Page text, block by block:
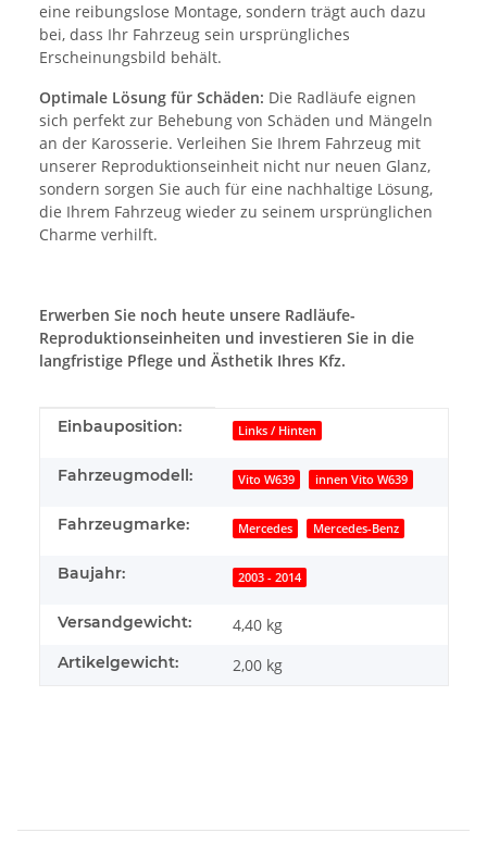
eine reibungslose Montage, sondern trägt auch dazu
bei, dass Ihr Fahrzeug sein ursprüngliches
Erscheinungsbild behält.
Optimale Lösung für Schäden: Die Radläufe eignen
sich perfekt zur Behebung von Schäden und Mängeln
an der Karosserie. Verleihen Sie Ihrem Fahrzeug mit
unserer Reproduktionseinheit nicht nur neuen Glanz,
sondern sorgen Sie auch für eine nachhaltige Lösung,
die Ihrem Fahrzeug wieder zu seinem ursprünglichen
Charme verhilft.
Erwerben Sie noch heute unsere Radläufe-
Reproduktionseinheiten und investieren Sie in die
langfristige Pflege und Ästhetik Ihres Kfz.
Produkteigenschaft
Wert
Einbauposition: Links / Hinten
Fahrzeugmodell: Vito W639 innen Vito W639
Fahrzeugmarke: Mercedes Mercedes-Benz
Baujahr: 2003 - 2014
Versandgewicht: 4,40 kg
Artikelgewicht: 2,00 kg